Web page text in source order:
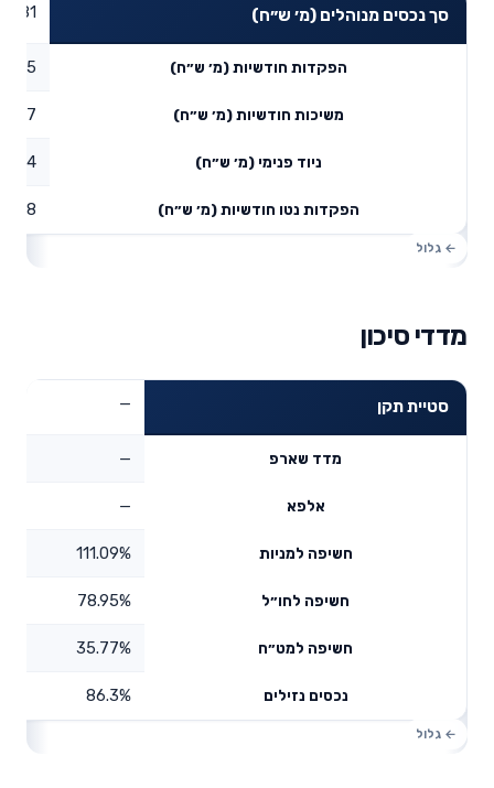
סך נכסים מנוהלים (מ׳ ש״ח)
הפקדות חודשיות (מ׳ ש״ח) 3.95
משיכות חודשיות (מ׳ ש״ח) 0.77
ניוד פנימי (מ׳ ש״ח) 7.4
הפקדות נטו חודשיות (מ׳ ש״ח)
מדדי סיכון
סטיית תקן —
מדד שארפ —
אלפא —
חשיפה למניות 111.09%
חשיפה לחו״ל 78.95%
חשיפה למט״ח 35.77%
נכסים נזילים 86.3%